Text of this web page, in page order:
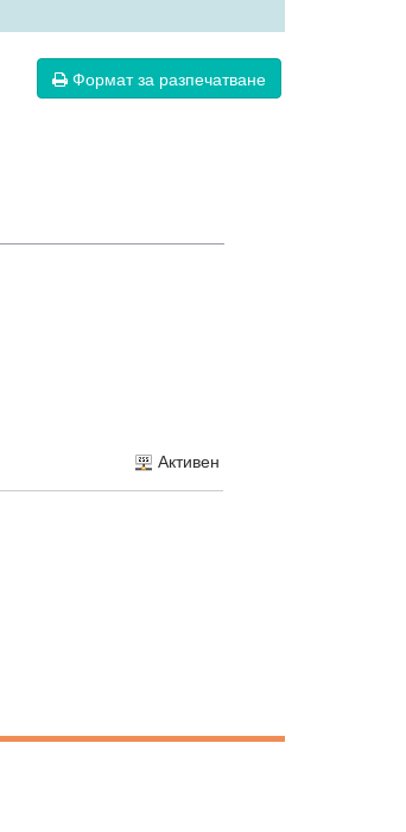
Формат за разпечатване
Активен